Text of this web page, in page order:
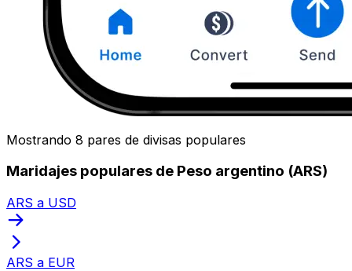
Mostrando 8 pares de divisas populares
Maridajes populares de Peso argentino (ARS)
ARS a USD
ARS a EUR